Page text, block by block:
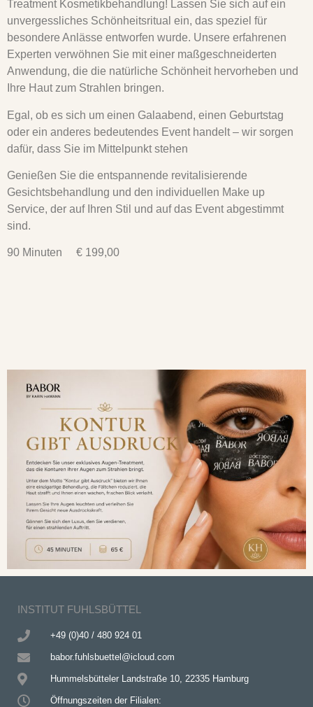
Treatment Kosmetikbehandlung! Lassen Sie sich auf ein
unvergessliches Schönheitsritual ein, das speziel für
besondere Anlässe entworfen wurde. Unsere erfahrenen
Experten verwöhnen Sie mit einer maßgeschneiderten
Anwendung, die die natürliche Schönheit hervorheben und
Ihre Haut zum Strahlen bringen.
Egal, ob es sich um einen Galaabend, einen Geburtstag
oder ein anderes bedeutendes Event handelt – wir sorgen
dafür, dass Sie im Mittelpunkt stehen
Genießen Sie die entspannende revitalisierende
Gesichtsbehandlung und den individuellen Make up
Service, der auf Ihren Stil und auf das Event abgestimmt
sind.
90 Minuten € 199,00
INSTITUT FUHLSBÜTTEL
+49 (0)40 / 480 924 01
babor.fuhlsbuettel@icloud.com
Hummelsbütteler Landstraße 10, 22335 Hamburg
Öffnungszeiten der Filialen: